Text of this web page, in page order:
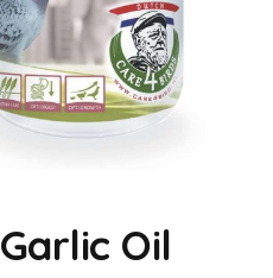
Garlic Oil